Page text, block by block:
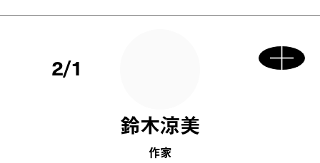
2/1
鈴木涼美
作家